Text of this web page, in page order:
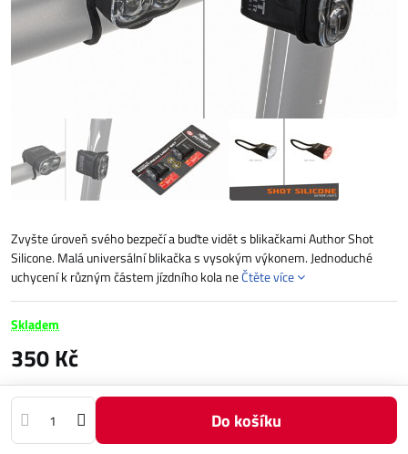
Zvyšte úroveň svého bezpečí a buďte vidět s blikačkami Author Shot
Silicone. Malá universální blikačka s vysokým výkonem. Jednoduché
uchycení k různým částem jízdního kola neČtěte více
Skladem
350 Kč
Do košíku